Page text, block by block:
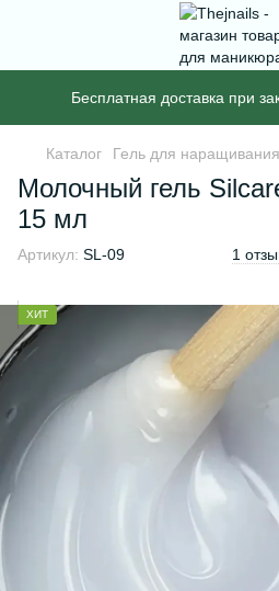
Бесплатная доставка при
Каталог Гель для наращивания
Молочный гель
15 мл
Артикул: SL-09 1
ХИТ